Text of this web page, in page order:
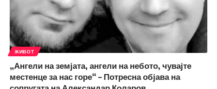
ЖИВОТ
„Ангели на земјата, ангели на небото, чувајте
местенце за нас горе“ – Потресна објава на